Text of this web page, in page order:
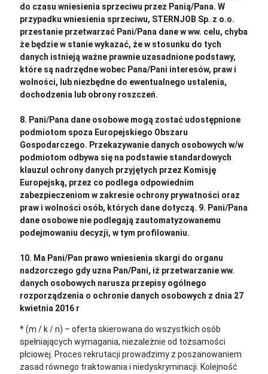
do czasu wniesienia sprzeciwu przez Panią/Pana. W
przypadku wniesienia sprzeciwu, STERNJOB Sp. z o.o.
przestanie przetwarzać Pani/Pana dane w ww. celu, chyba
że będzie w stanie wykazać, że w stosunku do tych
danych istnieją ważne prawnie uzasadnione podstawy,
które są nadrzędne wobec Pana/Pani interesów, praw i
wolności, lub niezbędne do ewentualnego ustalenia,
dochodzenia lub obrony roszczeń.
8. Pani/Pana dane osobowe mogą zostać udostępnione
podmiotom spoza Europejskiego Obszaru
Gospodarczego. Przekazywanie danych osobowych w/w
podmiotom odbywa się na podstawie standardowych
klauzul ochrony danych przyjętych przez Komisję
Europejską, przez co podlega odpowiednim
zabezpieczeniom w zakresie ochrony prywatności oraz
praw i wolności osób, których dane dotyczą. 9. Pani/Pana
dane osobowe nie podlegają zautomatyzowanemu
podejmowaniu decyzji, w tym profilowaniu.
10. Ma Pani/Pan prawo wniesienia skargi do organu
nadzorczego gdy uzna Pan/Pani, iż przetwarzanie ww.
danych osobowych narusza przepisy ogólnego
rozporządzenia o ochronie danych osobowych z dnia 27
kwietnia 2016 r
* (m / k / n) – oferta skierowana do wszystkich osób
spełniających wymagania, niezależnie od tożsamości
płciowej. Proces rekrutacji prowadzimy z poszanowaniem
zasad równego traktowania i niedyskryminacji. Kolejność